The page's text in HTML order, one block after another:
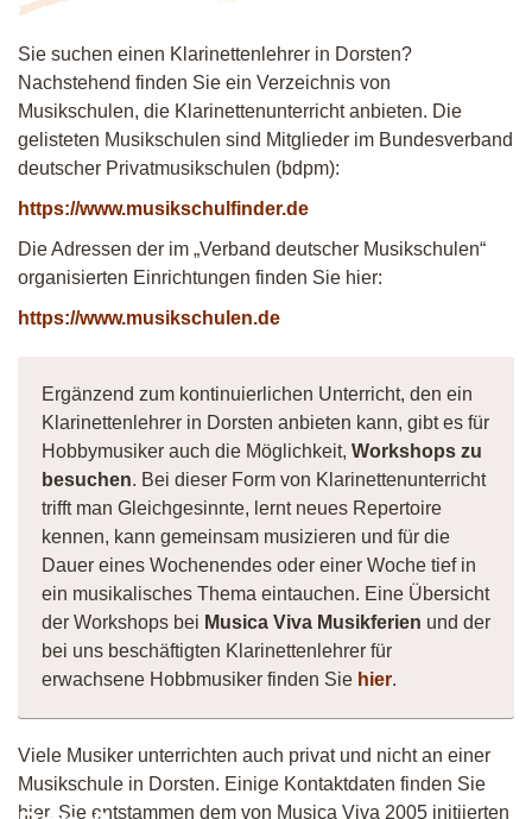
Sie suchen einen Klarinettenlehrer in Dorsten?
Nachstehend finden Sie ein Verzeichnis von
Musikschulen, die Klarinettenunterricht anbieten. Die
gelisteten Musikschulen sind Mitglieder im Bundesverband
deutscher Privatmusikschulen (bdpm):
https://www.musikschulfinder.de
Die Adressen der im „Verband deutscher Musikschulen“
organisierten Einrichtungen finden Sie hier:
https://www.musikschulen.de
Ergänzend zum kontinuierlichen Unterricht, den ein
Klarinettenlehrer in Dorsten anbieten kann, gibt es für
Hobbymusiker auch die Möglichkeit, Workshops zu
besuchen. Bei dieser Form von Klarinettenunterricht
trifft man Gleichgesinnte, lernt neues Repertoire
kennen, kann gemeinsam musizieren und für die
Dauer eines Wochenendes oder einer Woche tief in
ein musikalisches Thema eintauchen. Eine Übersicht
der Workshops bei Musica Viva Musikferien und der
bei uns beschäftigten Klarinettenlehrer für
erwachsene Hobbmusiker finden Sie hier.
Viele Musiker unterrichten auch privat und nicht an einer
Musikschule in Dorsten. Einige Kontaktdaten finden Sie
hier. Sie entstammen dem von Musica Viva 2005 initiierten